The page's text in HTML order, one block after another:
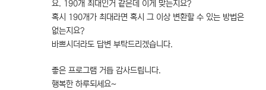
요. 190개 최대인거 같은데 이게 맞는지요?
혹시 190개가 최대라면 혹시 그 이상 변환할 수 있는 방법은
없는지요?
바쁘시더라도 답변 부탁드리겠습니다.
좋은 프로그램 거듭 감사드립니다.
행복한 하루되세요~